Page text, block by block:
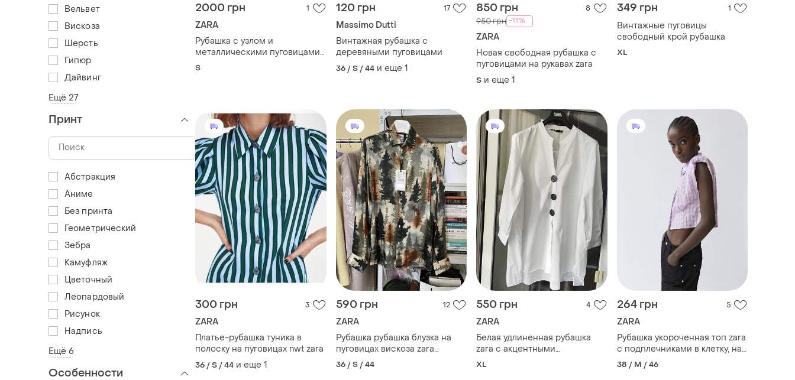
2000 грн 1
ZARA
Рубашка с узлом и
металлическими пуговицами
от zara
S
120 грн 17
Massimo Dutti
Винтажная рубашка с
деревяными пуговицами
36 / S / 44 и еще 1
850 грн 8
950 грн -11%
ZARA
Новая свободная рубашка с
пуговицами на рукавах zara
S и еще 1
349 грн 1
Винтажные пуговицы
свободный крой рубашка
XL
300 грн 3
ZARA
Платье-рубашка туника в
полоску на пуговицах nwt zara
36 / S / 44 и еще 1
590 грн 12
ZARA
Рубашка рубашка блузка на
пуговицах вискоза zara
оверсайз
36 / S / 44
550 грн 4
ZARA
Белая удлиненная рубашка
zara с акцентными
пуговицами (oversize)
XL
264 грн 5
ZARA
Рубашка укороченная топ zara
с подплечниками в клетку, на
пуговицах
38 / M / 46
Вельвет
Вискоза
Шерсть
Гипюр
Дайвинг
Ещё 27
Принт
Абстракция
Аниме
Без принта
Геометрический
Зебра
Камуфляж
Цветочный
Леопардовый
Рисунок
Надпись
Ещё 6
Особенности